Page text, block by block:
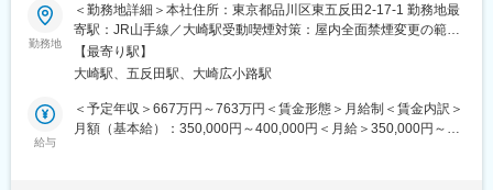
■採用背景：
従来の電気・電気通信工事、大規模な展開工事の受注増などに加
え、ビルソリューション案件等の中期ビジネス推進に向けて、
2026年度以降リソース不足が見込まれる為、増員募集を行いま
す。
■業務概要：
勤務地
＜勤務地詳細＞本社住所：東京都品川区東五反田2-17-1 勤務地最
寄駅：JR山手線／大崎駅受動喫煙対策：屋内全面禁煙変更の範
囲：会社の定める事業所
【最寄り駅】
大崎駅、五反田駅、大崎広小路駅
給与
＜予定年収＞667万円～763万円＜賃金形態＞月給制＜賃金内訳＞
月額（基本給）：350,000円～400,000円＜月給＞350,000円～